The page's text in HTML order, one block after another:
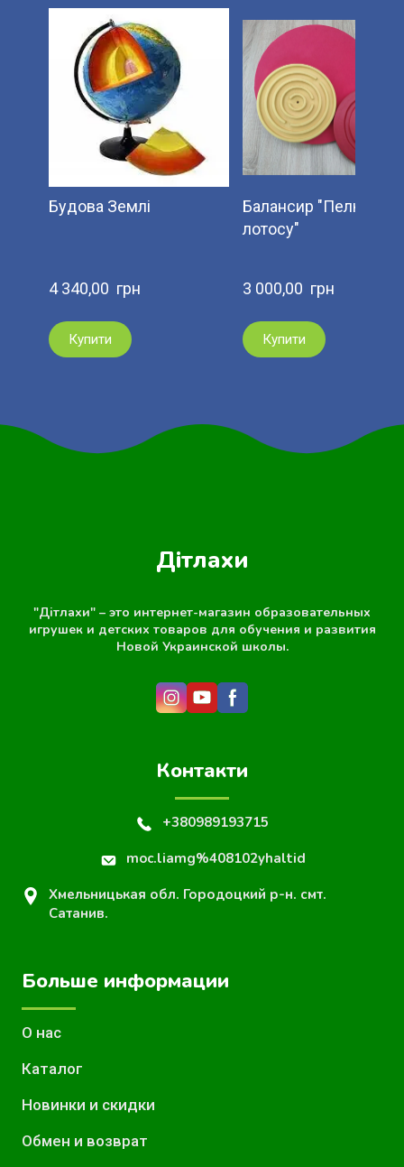
Будова Землі
4 340,00  грн
Купити
Балансир "Пелюстка
лотосу"
3 000,00  грн
Купити
Дітлахи
"Дітлахи" – это интернет-магазин образовательных
игрушек и детских товаров для обучения и развития
Новой Украинской школы.
Контакти
+380989193715
moc.liamg%408102yhaltid
Хмельницькая обл. Городоцкий р-н. смт.
Сатанив.
Больше информации
О нас
Каталог
Новинки и скидки
Обмен и возврат